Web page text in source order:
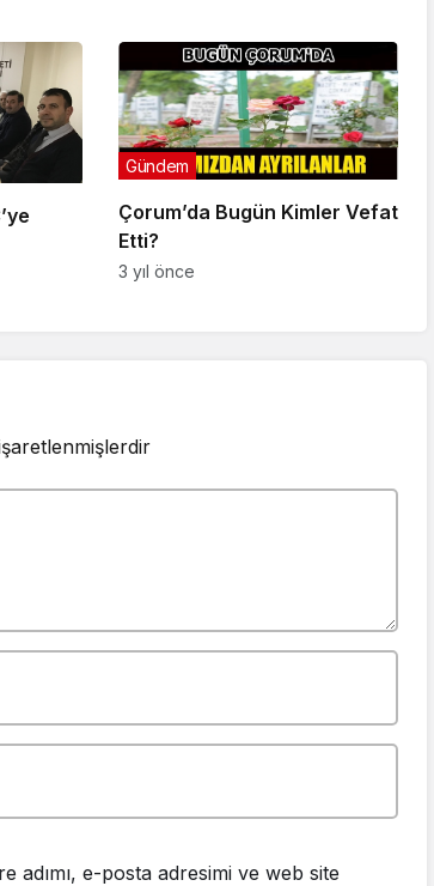
Çorum’da Bugün Kimler Vefat
Etti?
Gündem
3 yıl önce
adımı, e-posta adresimi ve web site